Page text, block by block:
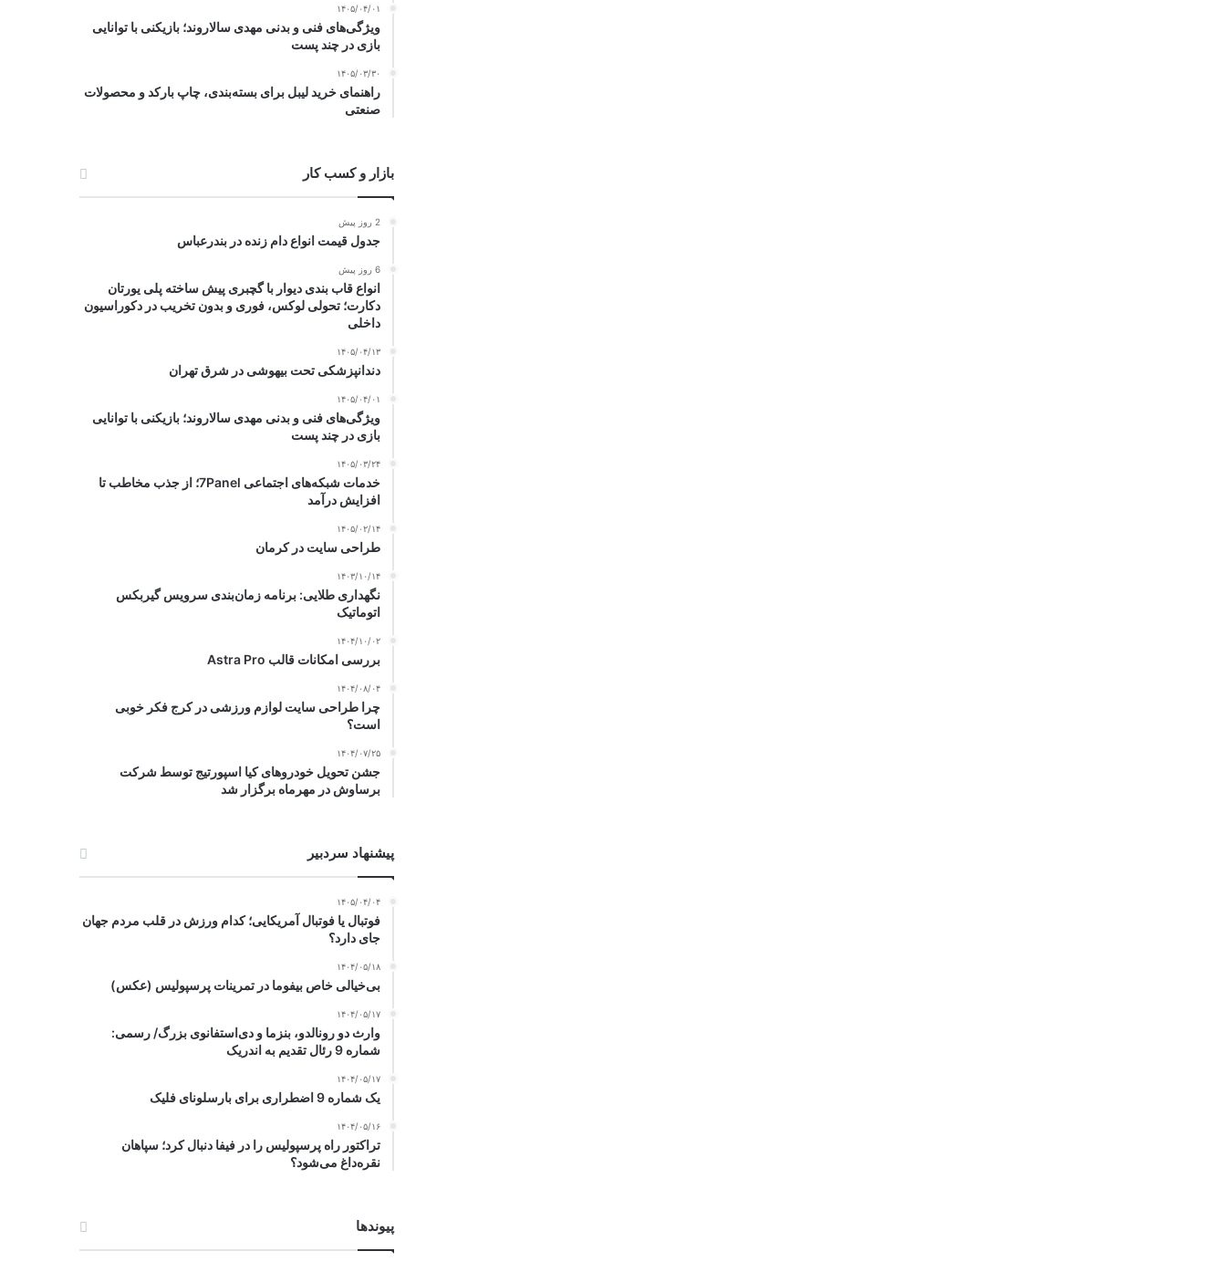
۱۴۰۵/۰۴/۰۱
ویژگی‌های فنی و بدنی مهدی سالاروند؛ بازیکنی با توانایی
بازی در چند پست
۱۴۰۵/۰۳/۳۰
راهنمای خرید لیبل برای بسته‌بندی، چاپ بارکد و محصولات
صنعتی
بازار و کسب کار
2 روز پیش
جدول قیمت انواع دام زنده در بندرعباس
6 روز پیش
انواع قاب بندی دیوار با گچبری پیش ساخته پلی یورتان
دکارت؛ تحولی لوکس، فوری و بدون تخریب در دکوراسیون
داخلی
۱۴۰۵/۰۴/۱۳
دندانپزشکی تحت بیهوشی در شرق تهران
۱۴۰۵/۰۴/۰۱
ویژگی‌های فنی و بدنی مهدی سالاروند؛ بازیکنی با توانایی
بازی در چند پست
۱۴۰۵/۰۳/۲۴
خدمات شبکه‌های اجتماعی 7Panel؛ از جذب مخاطب تا
افزایش درآمد
۱۴۰۵/۰۲/۱۴
طراحی سایت در کرمان
۱۴۰۳/۱۰/۱۴
نگهداری طلایی: برنامه زمان‌بندی سرویس گیربکس
اتوماتیک
۱۴۰۴/۱۰/۰۲
بررسی امکانات قالب Astra Pro
۱۴۰۴/۰۸/۰۴
چرا طراحی سایت لوازم ورزشی در کرج فکر خوبی
است؟
۱۴۰۴/۰۷/۲۵
جشن تحویل خودروهای کیا اسپورتیج توسط شرکت
برساوش در مهرماه برگزار شد
پیشنهاد سردبیر
۱۴۰۵/۰۴/۰۴
فوتبال یا فوتبال آمریکایی؛ کدام ورزش در قلب مردم جهان
جای دارد؟
۱۴۰۴/۰۵/۱۸
بی‌خیالی خاص بیفوما در تمرینات پرسپولیس (عکس)
۱۴۰۴/۰۵/۱۷
وارث دو رونالدو، بنزما و دی‌استفانوی بزرگ/ رسمی:
شماره 9 رئال تقدیم به اندریک
۱۴۰۴/۰۵/۱۷
یک شماره 9 اضطراری برای بارسلونای فلیک
۱۴۰۴/۰۵/۱۶
تراکتور راه پرسپولیس را در فیفا دنبال کرد؛ سپاهان
نقره‌داغ می‌شود؟
پیوندها